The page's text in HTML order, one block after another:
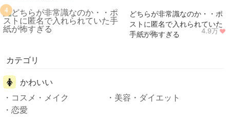
どちらが非常識なのか・・ポ
ストに匿名で入れられていた
手紙が怖すぎる
ニュース 4.9万
4
カテゴリ
かわいい
コスメ・メイク
美容・ダイエット
恋愛